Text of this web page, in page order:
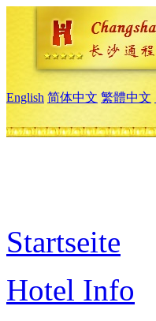
English 简体中文 繁體中文
Startseite
Hotel Info